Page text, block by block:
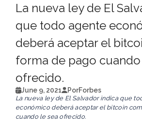
La nueva ley de El
que todo agente
deberá aceptar el
forma de pago cuando
ofrecido.
June 9, 2021 PorForbes
La nueva ley de El Salvador indica que
económico deberá aceptar el bitcoin
cuando le sea ofrecido.